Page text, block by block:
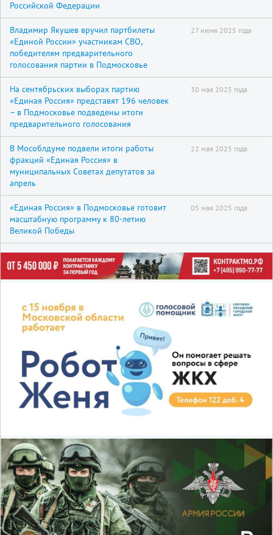
Российской Федерации
Владимир Якушев вручил партбилеты
«Единой России» участникам СВО,
победителям предварительного
голосования партии в Подмосковье
27 июня 2025 года
На сентябрьских выборах партию
«Единая Россия» представят 196 человек
– в Подмосковье подведены итоги
предварительного голосования
30 мая 2025 года
В Мособлдуме подвели итоги работы
фракций «Единая Россия» в
муниципальных Советах депутатов за
апрель
22 мая 2025 года
«Единая Россия» в Подмосковье готовит
масштабную программу к 80-летию
Великой Победы
05 мая 2025 года